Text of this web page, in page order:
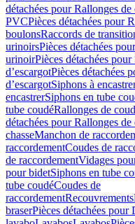
détachées pour Rallonges de
PVCPièces détachées pour
boulonsRaccords de
urinoirsPièces détachées
urinoirPièces détachées
d’escargotPièces détachées
d’escargotSiphons à
encastrerSiphons en tube
tube coudéRallonges de
détachées pour Rallonges
chasseManchon de
raccordementCoudes de
de raccordementVidages
pour bidetSiphons en tube
tube coudéCoudes de
raccordementRecouvrements
braserPièces détachées pour